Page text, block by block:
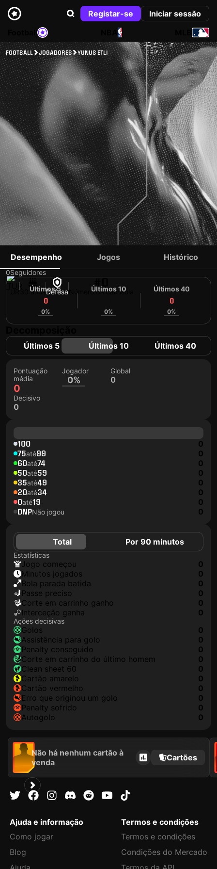
Registar-se
Iniciar sessão
NBA
FOOTBALL JOGADORES YUNUS ETLI
YUNUS ETLI
0Seguidores
30 anosDefesa
#0
Número da camisola
Desempenho Jogos Histórico
Últimos 5
0
0%
Últimos 10
0%
Últimos 40
0
0%
Últimos 5 Últimos 10 Últimos 40
Pontuação
média
0
Jogador
0%
Global
0
Decisivo
0
100 0
75até99 0
60até74 0
50até59 0
35até49 0
20até34 0
0até19 0
DNPNão jogou 0
Total Por 90 minutos
Estatísticas
jogo começou
0
minutos jogados
0
Bola parada batida
0
passe preciso
0
corte em carrinho ganho
0
interceção ganha
0
Ações decisivas
golos
0
assistência para golo
0
penalty conseguido
0
corte em carrinho do último homem
0
clean sheet 60
0
cartão amarelo
0
cartão vermelho
0
erro que originou um golo
0
penalty sofrido
0
autogolo
0
Não há nenhum cartão à
venda
Cartões
Ajuda e informação
Como jogar
Blog
Termos e condições
Termos e condições
Condições do Mercado